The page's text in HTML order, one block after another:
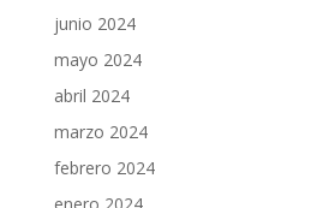
junio 2024
mayo 2024
abril 2024
marzo 2024
febrero 2024